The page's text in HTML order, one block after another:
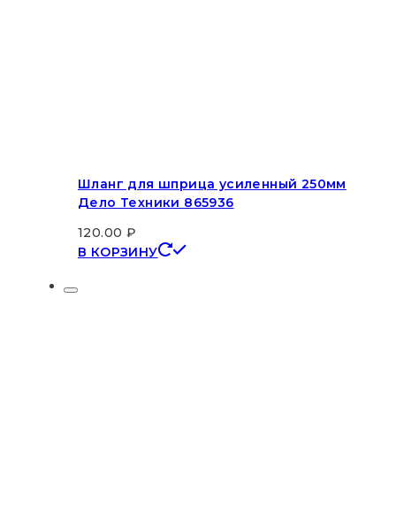
Шланг для шприца усиленный 250мм
Дело Техники 865936
120.00 ₽
В КОРЗИНУ